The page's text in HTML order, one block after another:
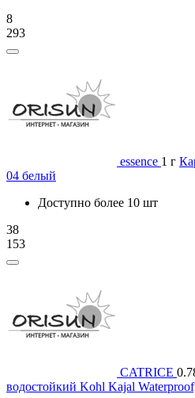
8
293
essence 1 г
04 белый
Доступно более 10 шт
38
153
CATRICE
водостойкий Kohl Kajal